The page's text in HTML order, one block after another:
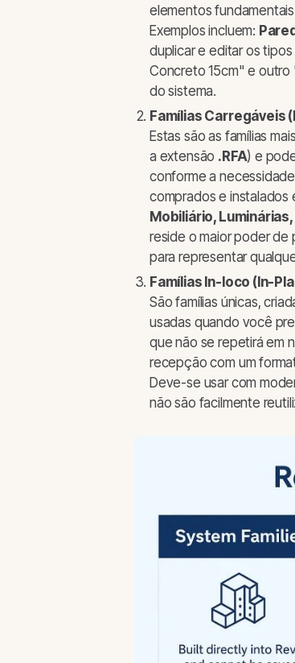
elementos
Exemplos incluem:
duplicar e editar os
Concreto 15cm" e outro
do sistema.
Famílias Carregáveis
Estas são as famílias
a extensão .RFA) e
conforme a
comprados e instalados
Mobiliário,
reside o maior poder de
para representar
Famílias In-loco (In-
São famílias únicas,
usadas quando você
que não se repetirá em
recepção com um
Deve-se usar com
não são facilmente